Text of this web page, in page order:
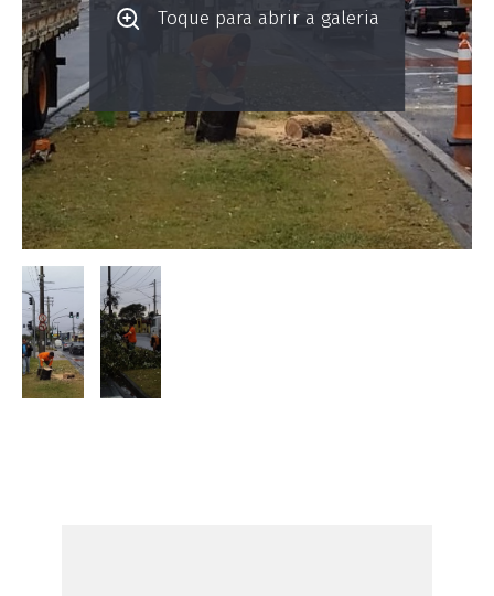
Toque para abrir a galeria